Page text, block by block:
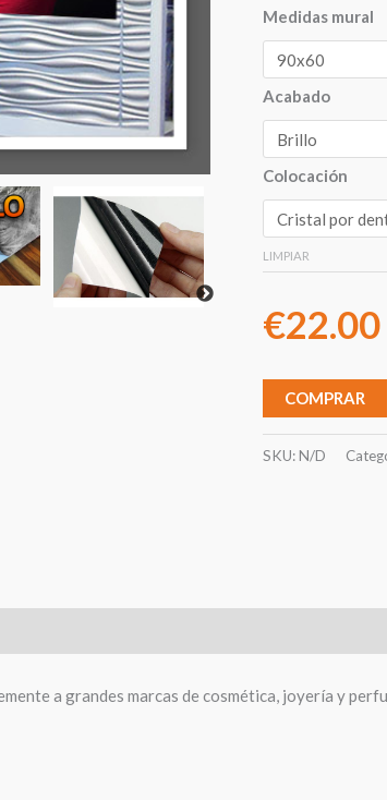
Medidas mural
Acabado
Colocación
LIMPIAR
€22.00
COMPRAR
SKU:N/D
a grandes marcas de cosmética, joyería y